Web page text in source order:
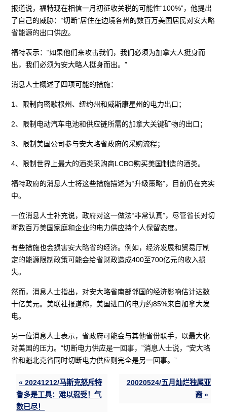
报道说，福特现在相信一月初征收关税的可能性“100%”，他提出
了自己的威胁：“切断”居住在边境各州的数百万美国居民对安大略
省能源的出口供应。
福特表示：“如果他们来攻击我们，我们必须为加拿大人挺身而
出，我们必须为安大略人挺身而出。”
消息人士概述了四项可能的措施：
1、限制向密歇根州、纽约州和威斯康星州的电力出口；
2、限制电动汽车电池和供应链所需的加拿大关键矿物的出口；
3、限制美国公司参与安大略省政府的采购流程；
4、限制世界上最大的酒类采购商LCBO购买美国制造的酒类。
福特政府的消息人士将这些措施描述为“升级策略”，目前仍在充实
中。
一位消息人士补充说，政府对这一做法“非常认真”，尽管省长对切
断数百万美国家庭和企业的电力供应持个人保留态度。
有些措施也会损害安大略省的经济。例如，经济发展和贸易厅制
定的能源限制政策可能会给省财政造成400至700亿元的收入损
失。
然而，消息人士指出，对安大略省南部邻国的经济影响估计达数
十亿美元。美联社报道称，美国进口的电力约85%来自加拿大发
电。
另一位消息人士表示，省政府可能会与其他省份联手，以最大化
对美国的压力。“切断电力供应是一回事，”消息人士说，“安大略
省和魁北克省同时切断电力供应则完全是另一回事。”
« 20241212/马斯克怒斥特
鲁多是工具：难以忍受！气
数已尽！
20020524/五月灿烂独属亚
裔 »